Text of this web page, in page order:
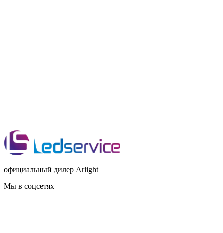
официальный дилер Arlight
Мы в соцсетях